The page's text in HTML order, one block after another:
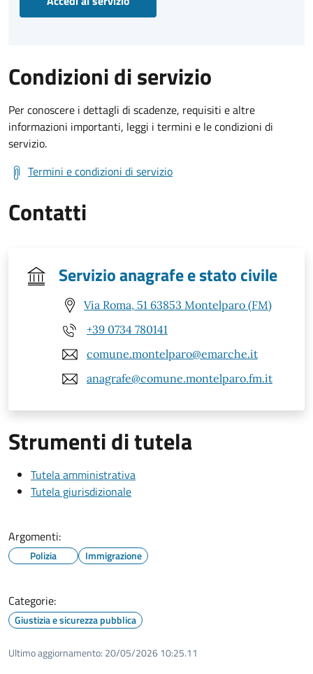
Condizioni di servizio
Per conoscere i dettagli di scadenze, requisiti e altre
informazioni importanti, leggi i termini e le condizioni di
servizio.
Termini e condizioni di servizio
Contatti
Servizio anagrafe e stato civile
Via Roma, 51 63853 Montelparo (FM)
+39 0734 780141
comune.montelparo@emarche.it
anagrafe@comune.montelparo.fm.it
Strumenti di tutela
Tutela amministrativa
Tutela giurisdizionale
Argomenti:
Polizia Immigrazione
Categorie:
Giustizia e sicurezza pubblica
Ultimo aggiornamento: 20/05/2026 10:25.11